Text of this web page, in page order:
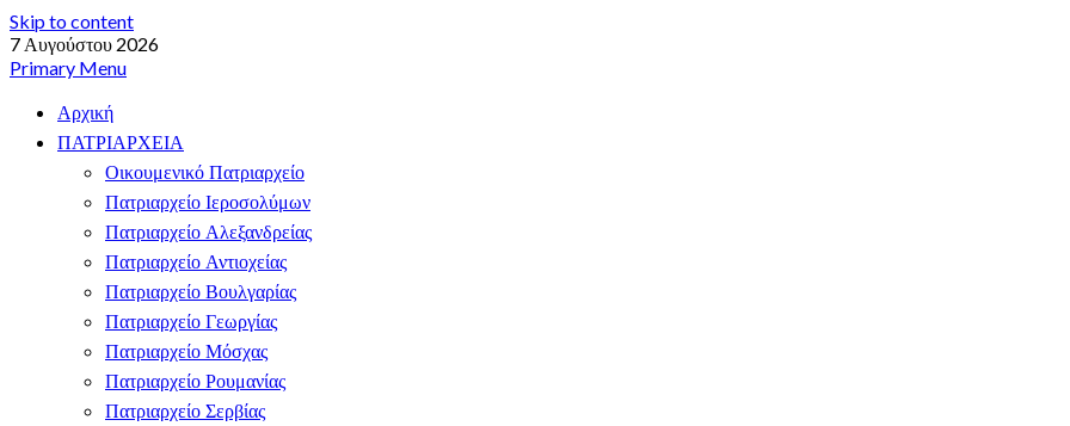
Skip to content
7 Αυγούστου 2026
Primary Menu
Αρχική
ΠΑΤΡΙΑΡΧΕΙΑ
Οικουμενικό Πατριαρχείο
Πατριαρχείο Ιεροσολύμων
Πατριαρχείο Αλεξανδρείας
Πατριαρχείο Αντιοχείας
Πατριαρχείο Βουλγαρίας
Πατριαρχείο Γεωργίας
Πατριαρχείο Μόσχας
Πατριαρχείο Ρουμανίας
Πατριαρχείο Σερβίας